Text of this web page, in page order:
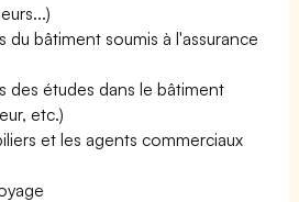
du bâtiment soumis à l'assurance
des études dans le bâtiment
etc.)
et les agents commerciaux